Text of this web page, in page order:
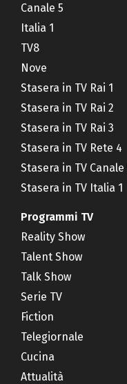
Canale 5
Italia 1
TV8
Nove
Stasera in TV Rai 1
Stasera in TV Rai 2
Stasera in TV Rai 3
Stasera in TV Rete 4
Stasera in TV Canale
Stasera in TV Italia 1
Programmi TV
Reality Show
Talent Show
Talk Show
Serie TV
Fiction
Telegiornale
Cucina
Attualità